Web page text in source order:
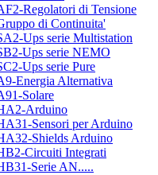
Regolatori di Tensione
di Continuita'
Ups serie Multistation
Ups serie NEMO
Ups serie Pure
Energia Alternativa
Solare
Arduino
Sensori per Arduino
Shields Arduino
Circuiti Integrati
Serie AN.....